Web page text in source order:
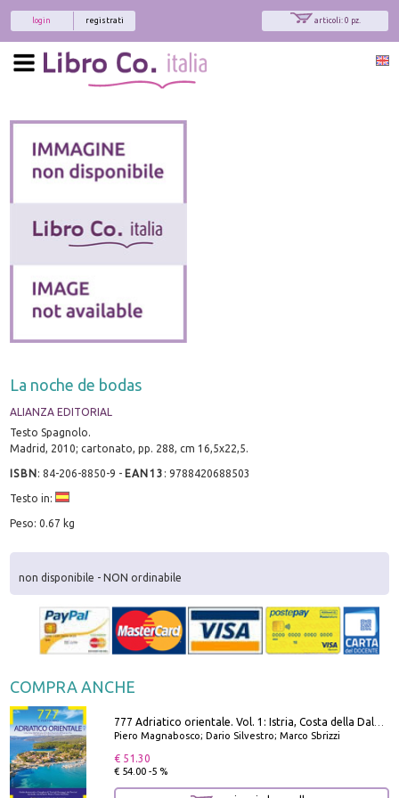
articoli: 0 pz.
registrati
login
La noche de bodas
ALIANZA EDITORIAL
Testo Spagnolo.
Madrid, 2010; cartonato, pp. 288, cm 16,5x22,5.
ISBN:84-206-8850-9 - EAN13 :9788420688503
Testo in:
Peso: 0.67 kg
non disponibile - NON ordinabile
COMPRA ANCHE
777 Adriatico orientale. Vol. 1: Istria, Costa della Dalmazia da Smrika a Zara, Isole del Quarnaro, Pag, Arcipelaghi di Zara, Sibenico e Incoronate
Piero Magnabosco; Dario Silvestro; Marco Sbrizzi
€ 51.30
€ 54.00 -5 %